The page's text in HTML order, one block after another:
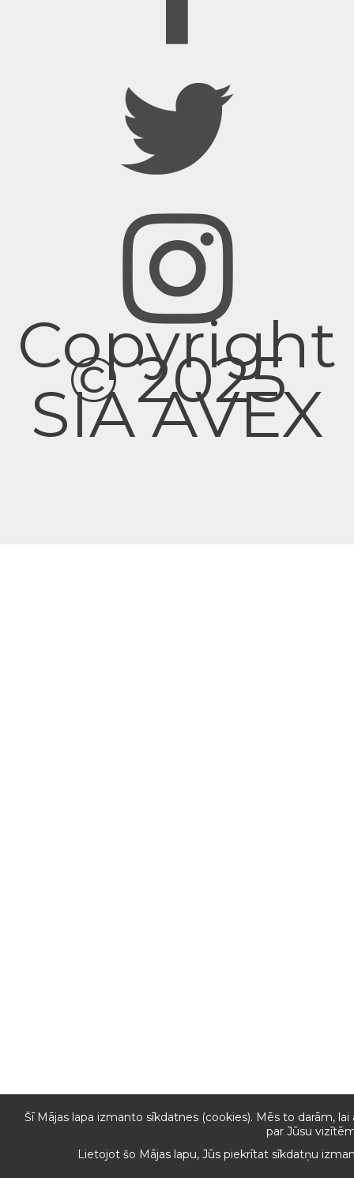
Copyright
© 2025
SIA AVEX
Šī Mājas lapa izmanto sīkdatnes (cookies). Mēs to darām,
par Jūsu
Lietojot šo Mājas lapu, Jūs piekrītat sīkdatņu